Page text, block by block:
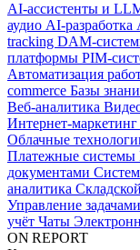
AI-ассистенты и
аудио AI-разработка
tracking DAM-
платформы PIM-
Автоматизация
commerce Базы
Веб-аналитика
Интернет-маркетинг
Облачные
Платежные системы
документами
аналитика
Управление задачами
учёт Чаты
ON REPORT